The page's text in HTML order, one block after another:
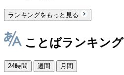
ランキングをもっと見る
ことばランキング
24時間 週間 月間